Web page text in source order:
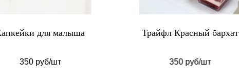
для малыша
350 руб/шт
Трайфл Красный бархат
350 руб/шт